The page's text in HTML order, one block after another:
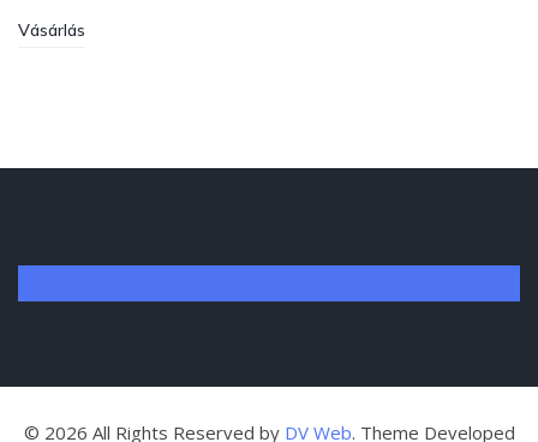
Vásárlás
© 2026 All Rights Reserved by DV Web. Theme Developed